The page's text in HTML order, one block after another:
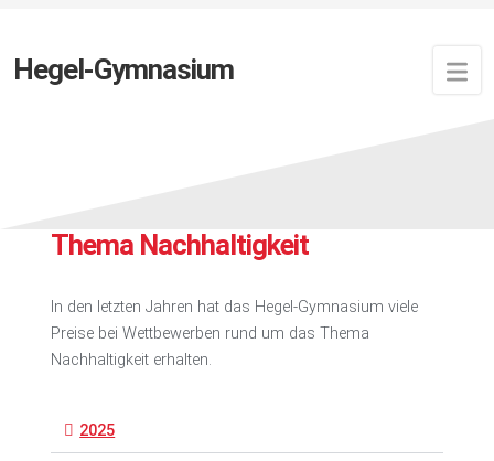
Hegel-Gymnasium
Thema Nachhaltigkeit
In den letzten Jahren hat das Hegel-Gymnasium viele
Preise bei Wettbewerben rund um das Thema
Nachhaltigkeit erhalten.
2025